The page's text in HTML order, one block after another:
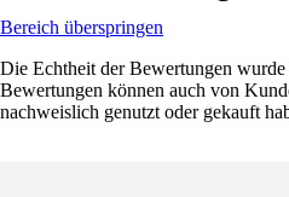
Bereich überspringen
Die Echtheit der Bewertungen
Bewertungen können auch von
nachweislich genutzt oder gekauft